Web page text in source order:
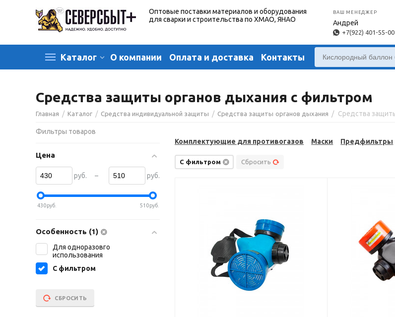
Оптовые поставки материалов и оборудования
для сварки и строительства по ХМАО, ЯНАО
ВАШ МЕНЕДЖЕР
Андрей
+7(922) 401-55-00
Каталог О компании Оплата и доставка Контакты
Средства защиты органов дыхания с фильтром
Главная / Каталог / Средства индивидуальной защиты / Средства защиты органов дыхания /
Комплектующие для противогазов Маски Предфильтры
С фильтром Сбросить
Фильтры товаров
Цена
руб. – руб.
430руб. 510руб.
Особенность (1)
Для одноразовго
использования
С фильтром
СБРОСИТЬ